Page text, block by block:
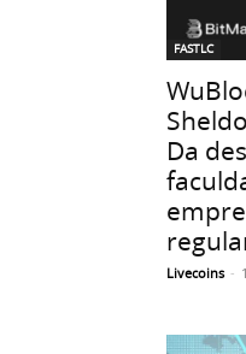
FASTLC
Da
Livecoins -